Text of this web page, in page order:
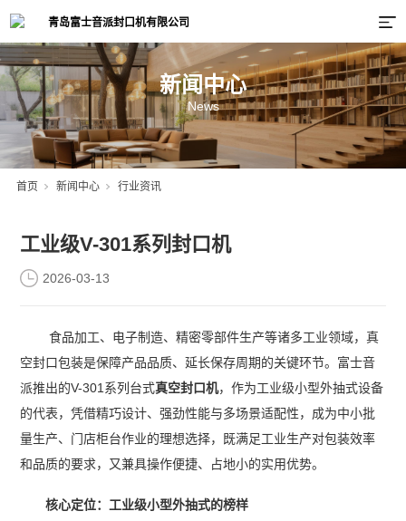
新闻中心
News
首页 新闻中心 行业资讯
工业级V-301系列封口机
2026-03-13
食品加工、电子制造、精密零部件生产等诸多工业领域，真
空封口包装是保障产品品质、延长保存周期的关键环节。富士音
派推出的V-301系列台式真空封口机，作为工业级小型外抽式设备
的代表，凭借精巧设计、强劲性能与多场景适配性，成为中小批
量生产、门店柜台作业的理想选择，既满足工业生产对包装效率
和品质的要求，又兼具操作便捷、占地小的实用优势。
核心定位：工业级小型外抽式的榜样